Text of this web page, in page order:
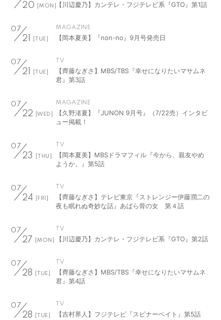
20 [MON] 【川辺慶乃】カンテレ・フジテレビ系『GTO』第1話
07
21 [TUE]
MAGAZINE
【岡本夏美】『non-no』9月号発売日
07
21 [TUE]
TV
【齊藤なぎさ】MBS/TBS『幸せになりたいマサムネ
君』第3話
07
22 [WED]
MAGAZINE
【久野渚夏】『JUNON 9月号』（7/22売）インタビ
ュー掲載！
07
23 [THU]
TV
【岡本夏美】MBSドラマフィル『今から、親友やめ
ようか。』第5話
07
24 [FRI]
TV
【齊藤なぎさ】テレビ東京『ストレンジー伊藤潤二の
夜も眠れぬ奇妙な話』あばら骨の女 第４話
07
27 [MON]
TV
【川辺慶乃】カンテレ・フジテレビ系『GTO』第2話
07
28 [TUE]
TV
【齊藤なぎさ】MBS/TBS『幸せになりたいマサムネ
君』第4話
07
28 [TUE]
TV
【吉村界人】フジテレビ『スピナーベイト』第5話